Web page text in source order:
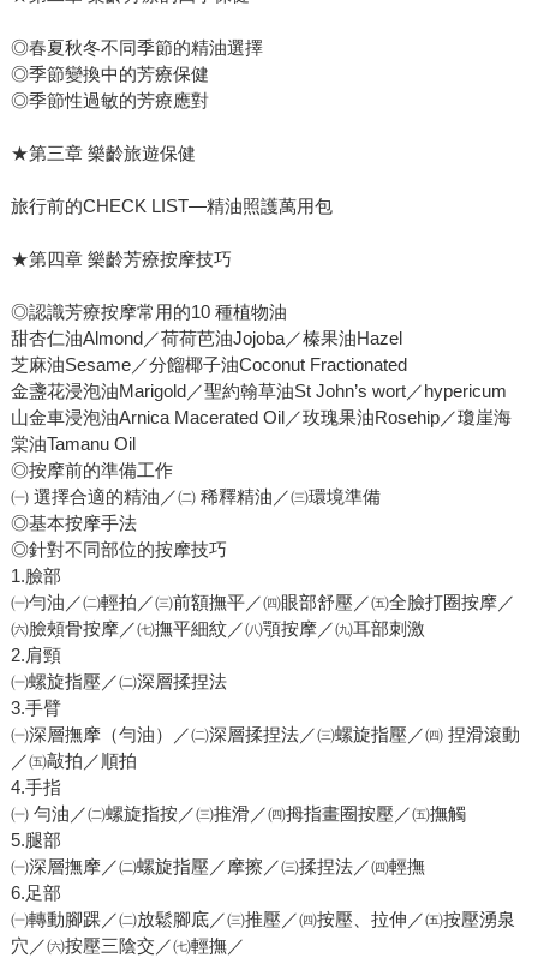
◎春夏秋冬不同季節的精油選擇
◎季節變換中的芳療保健
◎季節性過敏的芳療應對
★第三章 樂齡旅遊保健
旅行前的CHECK LIST—精油照護萬用包
★第四章 樂齡芳療按摩技巧
◎認識芳療按摩常用的10 種植物油
甜杏仁油Almond／荷荷芭油Jojoba／榛果油Hazel
芝麻油Sesame／分餾椰子油Coconut Fractionated
金盞花浸泡油Marigold／聖約翰草油St John’s wort／hypericum
山金車浸泡油Arnica Macerated Oil／玫瑰果油Rosehip／瓊崖海
棠油Tamanu Oil
◎按摩前的準備工作
㈠ 選擇合適的精油／㈡ 稀釋精油／㈢環境準備
◎基本按摩手法
◎針對不同部位的按摩技巧
1.臉部
㈠勻油／㈡輕拍／㈢前額撫平／㈣眼部舒壓／㈤全臉打圈按摩／
㈥臉頰骨按摩／㈦撫平細紋／㈧顎按摩／㈨耳部刺激
2.肩頸
㈠螺旋指壓／㈡深層揉捏法
3.手臂
㈠深層撫摩（勻油）／㈡深層揉捏法／㈢螺旋指壓／㈣ 捏滑滾動
／㈤敲拍／順拍
4.手指
㈠ 勻油／㈡螺旋指按／㈢推滑／㈣拇指畫圈按壓／㈤撫觸
5.腿部
㈠深層撫摩／㈡螺旋指壓／摩擦／㈢揉捏法／㈣輕撫
6.足部
㈠轉動腳踝／㈡放鬆腳底／㈢推壓／㈣按壓、拉伸／㈤按壓湧泉
穴／㈥按壓三陰交／㈦輕撫／